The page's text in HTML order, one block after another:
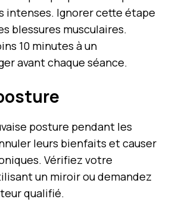
intenses. Ignorer cette étape
blessures musculaires.
10 minutes à un
avant chaque séance.
posture pendant les
leurs bienfaits et causer
Vérifiez votre
un miroir ou demandez
qualifié.